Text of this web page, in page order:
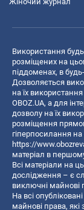
Використання
розміщених на
піддоменах, в
Дозволяється
на їх
OBOZ.UA, а для
дозволу на їх
розміщення
гіперпосилання
https://
матеріал в
Всі матеріали на
дослідження – є
виключні майнові
На всі
майнові права,